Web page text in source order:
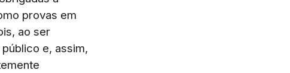
provas em
ao ser
e, assim,